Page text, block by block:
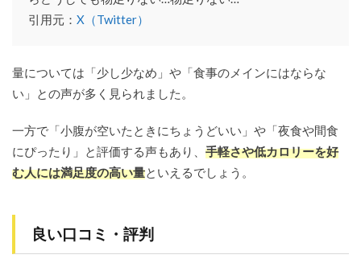
引用元： X（Twitter）
量については「少し少なめ」や「食事のメインにはならな
い」との声が多く見られました。
一方で「小腹が空いたときにちょうどいい」や「夜食や間食
にぴったり」と評価する声もあり、 手軽さや低カロリーを好
む人には満足度の高い量といえるでしょう。
良い口コミ・評判